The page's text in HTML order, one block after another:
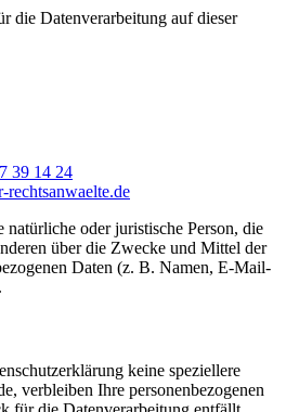
die Datenverarbeitung auf dieser
39 14 24
rechtsanwaelte.de
oder juristische Person, die
über die Zwecke und Mittel der
Daten (z. B. Namen, E-Mail-
keine speziellere
verbleiben Ihre personenbezogenen